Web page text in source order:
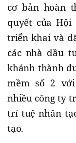
cơ bản hoàn
quyết của
triển khai và
các nhà đầu
khánh thành
mềm số 2
nhiều công ty
trí tuệ nhân
tạo.